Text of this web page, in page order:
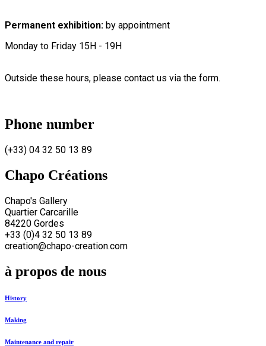
Permanent exhibition: by appointment
Monday to Friday 15H - 19H
Outside these hours, please contact us via the form.
Phone number
(+33) 04 32 50 13 89
Chapo Créations
Chapo's Gallery
Quartier Carcarille
84220 Gordes
+33 (0)4 32 50 13 89
creation@chapo-creation.com
à propos de nous
History
Making
Maintenance and repair